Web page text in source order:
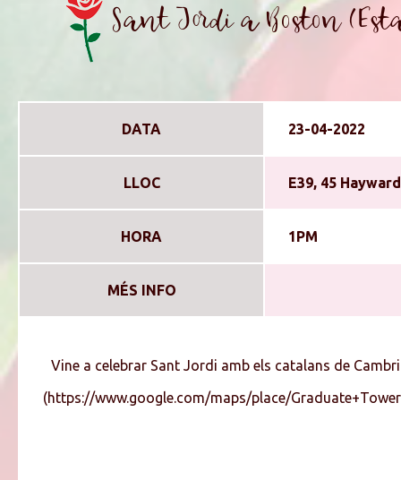
Sant Jordi a Boston
DATA 23-04-2022
LLOC E39, 45
HORA 1PM
MÉS INFO
Vine a celebrar Sant Jordi amb els catalans de
(https://www.google.com/maps/place/